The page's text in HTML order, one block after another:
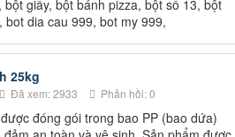
giấy, bột bánh pizza, bột số 13, bột
dia cau 999, bot my 999,
25kg
Đã xem: 2933 Phản hồi: 0
đóng gói trong bao PP (bao dứa)